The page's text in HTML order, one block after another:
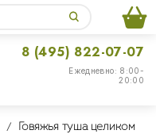
Ежедневно: 8:00-
20:00
8 (495) 822-07-07
Говяжья туша целиком